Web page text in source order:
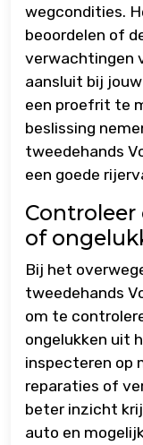
wegcondities.
beoordelen of
verwachtingen
aansluit bij
een proefrit te
beslissing
tweedehands
een goede
of
Bij het
tweedehands
om te
ongelukken uit
inspecteren op
reparaties of
beter inzicht
auto en